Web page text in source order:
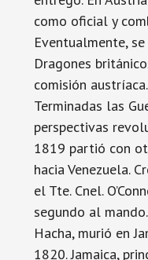
como oficial y
Eventualmente,
Dragones
comisión austríaca.
Terminadas las
perspectivas
1819 partió con
hacia Venezuela.
el Tte. Cnel.
segundo al
Hacha, murió en
1820. Jamaica,